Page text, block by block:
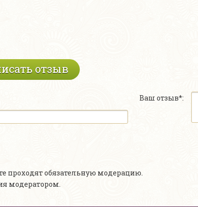
отзыв
Ваш отзыв*:
проходят обязательную модерацию.
модератором.